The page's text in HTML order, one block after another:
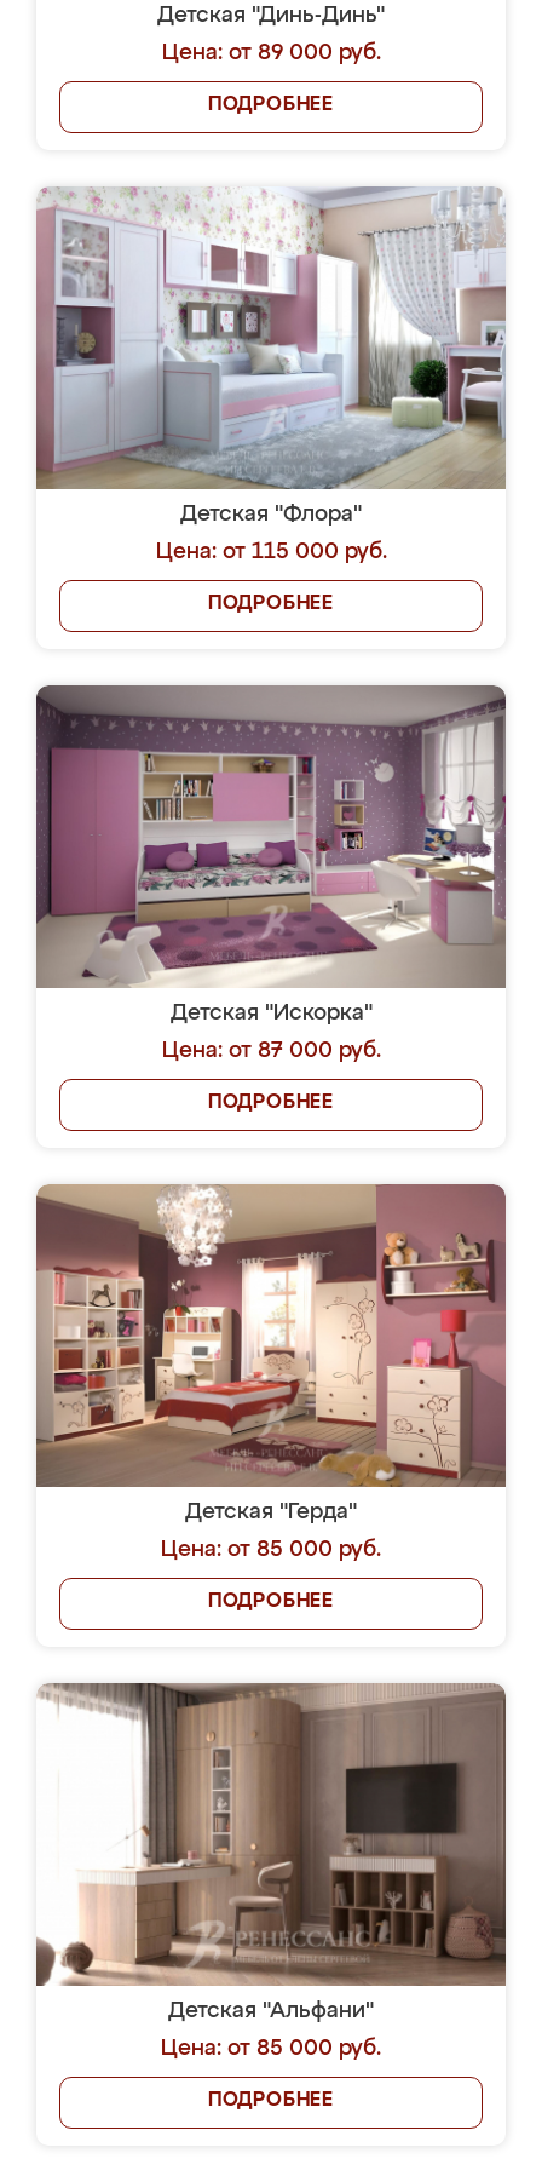
Детская "Динь-Динь"
Цена: от 89 000 руб.
ПОДРОБНЕЕ
Детская "Флора"
Цена: от 115 000 руб.
ПОДРОБНЕЕ
Детская "Искорка"
Цена: от 87 000 руб.
ПОДРОБНЕЕ
Детская "Герда"
Цена: от 85 000 руб.
ПОДРОБНЕЕ
Детская "Альфани"
Цена: от 85 000 руб.
ПОДРОБНЕЕ